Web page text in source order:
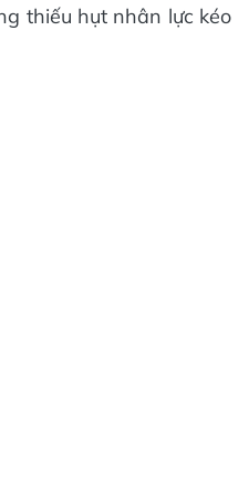
thiếu hụt nhân lực kéo